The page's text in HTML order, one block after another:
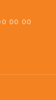
00 00